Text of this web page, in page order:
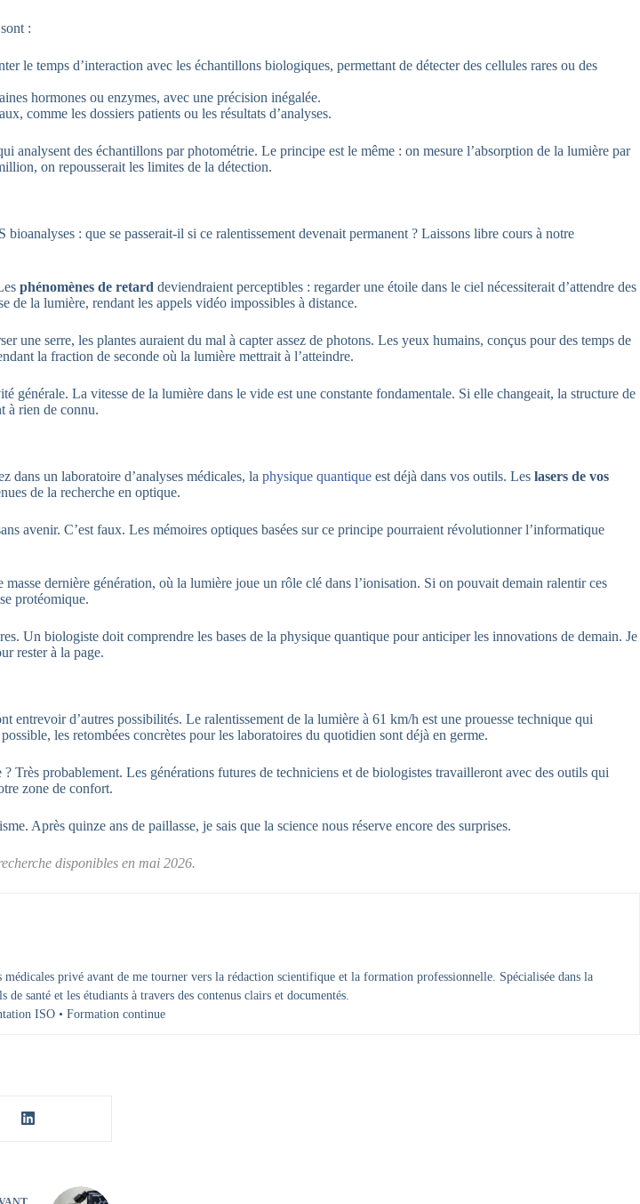
:
le temps d’interaction avec les échantillons biologiques, permettant de détecter des cellules rares ou des
hormones ou enzymes, avec une précision inégalée.
comme les dossiers patients ou les résultats d’analyses.
des échantillons par photométrie. Le principe est le même : on mesure l’absorption de la lumière par
on repousserait les limites de la détection.
: que se passerait-il si ce ralentissement devenait permanent ? Laissons libre cours à notre
phénomènes de retard deviendraient perceptibles : regarder une étoile dans le ciel nécessiterait d’attendre des
de la lumière, rendant les appels vidéo impossibles à distance.
une serre, les plantes auraient du mal à capter assez de photons. Les yeux humains, conçus pour des temps de
la fraction de seconde où la lumière mettrait à l’atteindre.
La vitesse de la lumière dans le vide est une constante fondamentale. Si elle changeait, la structure de
à rien de connu.
dans un laboratoire d’analyses médicales, la physique quantique est déjà dans vos outils. Les lasers de vos
de la recherche en optique.
avenir. C’est faux. Les mémoires optiques basées sur ce principe pourraient révolutionner l’informatique
dernière génération, où la lumière joue un rôle clé dans l’ionisation. Si on pouvait demain ralentir ces
protéomique.
Un biologiste doit comprendre les bases de la physique quantique pour anticiper les innovations de demain. Je
rester à la page.
d’autres possibilités. Le ralentissement de la lumière à 61 km/h est une prouesse technique qui
les retombées concrètes pour les laboratoires du quotidien sont déjà en germe.
Très probablement. Les générations futures de techniciens et de biologistes travailleront avec des outils qui
zone de confort.
Après quinze ans de paillasse, je sais que la science nous réserve encore des surprises.
disponibles en mai 2026.
privé avant de me tourner vers la rédaction scientifique et la formation professionnelle. Spécialisée dans la
santé et les étudiants à travers des contenus clairs et documentés.
ISO • Formation continue